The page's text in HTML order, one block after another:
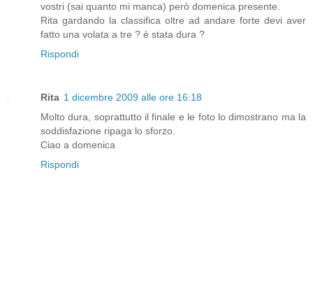
vostri (sai quanto mi manca) però domenica presente.
Rita gardando la classifica oltre ad andare forte devi aver
fatto una volata a tre ? è stata dura ?
Rispondi
Rita 1 dicembre 2009 alle ore 16:18
Molto dura, soprattutto il finale e le foto lo dimostrano ma la
soddisfazione ripaga lo sforzo.
Ciao a domenica
Rispondi